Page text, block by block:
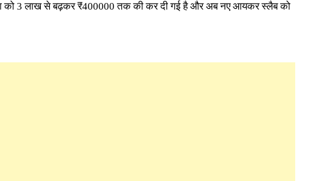
को 3 लाख से बढ़कर ₹400000 तक की कर दी गई है और अब नए आयकर स्लैब को